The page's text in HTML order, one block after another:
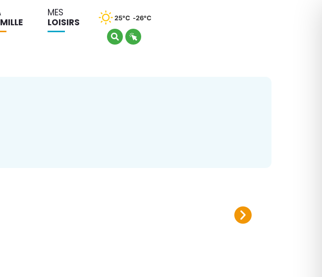
MES
LOISIRS
25°C 26°C
Plan canicule 2026
Inscrivez-vous sur le registre